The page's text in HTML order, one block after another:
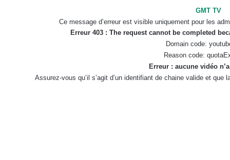
GMT TV
Ce message d’erreur est visible uniquement pour les
Erreur 403 : The request cannot be completed
Domain code:
Reason code:
Erreur : aucune vidéo
Assurez-vous qu’il s’agit d’un identifiant de chaine valide et